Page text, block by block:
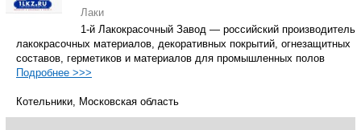
Лаки
1-й Лакокрасочный Завод — российский производитель
лакокрасочных материалов, декоративных покрытий, огнезащитных
составов, герметиков и материалов для промышленных полов
Подробнее >>>
Котельники, Московская область